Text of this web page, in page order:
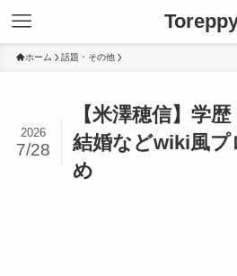
ホーム 話題・その他
【米澤穂信】学
結婚などwiki風プ
め
2026
7/28